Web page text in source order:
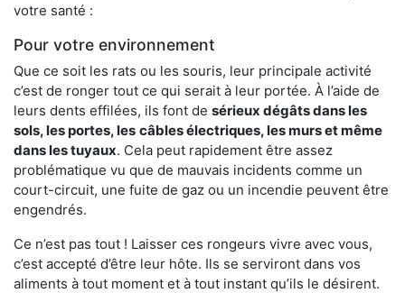
votre santé :
Pour votre environnement
Que ce soit les rats ou les souris, leur principale activité
c’est de ronger tout ce qui serait à leur portée. À l’aide de
leurs dents effilées, ils font de sérieux dégâts dans les
sols, les portes, les câbles électriques, les murs et même
dans les tuyaux. Cela peut rapidement être assez
problématique vu que de mauvais incidents comme un
court-circuit, une fuite de gaz ou un incendie peuvent être
engendrés.
Ce n’est pas tout ! Laisser ces rongeurs vivre avec vous,
c’est accepté d’être leur hôte. Ils se serviront dans vos
aliments à tout moment et à tout instant qu’ils le désirent.